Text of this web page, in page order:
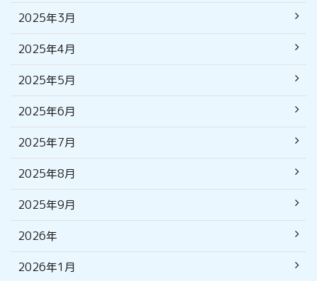
2025年3月
2025年4月
2025年5月
2025年6月
2025年7月
2025年8月
2025年9月
2026年
2026年1月